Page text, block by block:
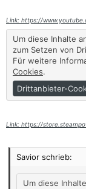
Link: https://
Um diese Inhalte
zum Setzen von
Für weitere
Cookies.
Drittanbieter-
Link: https://
Savior schrieb:
Um diese